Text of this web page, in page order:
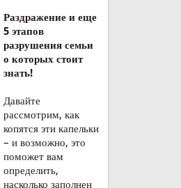
Раздражение и еще
5 этапов
разрушения семьи
о которых стоит
знать!
Давайте
рассмотрим, как
копятся эти капельки
– и возможно, это
поможет вам
определить,
насколько заполнен